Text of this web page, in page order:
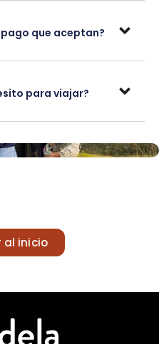
que aceptan?
para viajar?
al inicio